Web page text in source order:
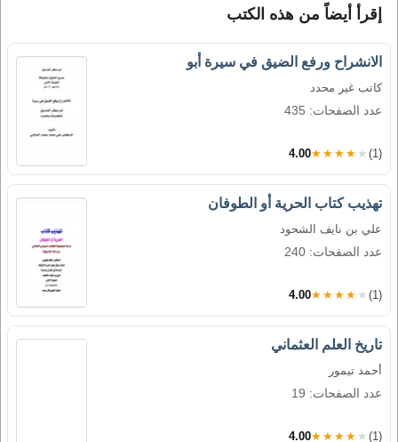
إقرأ أيضاً من هذه الكتب
الانشراح ورفع الضيق في سيرة أبو
كاتب غير محدد
عدد الصفحات: 435
4.00★★★★★ (1)
تهذيب كتاب الحرية أو الطوفان
علي بن نايف الشحود
عدد الصفحات: 240
4.00★★★★★ (1)
تاريخ العلم العثماني
أحمد تيمور
عدد الصفحات: 19
4.00★★★★★ (1)